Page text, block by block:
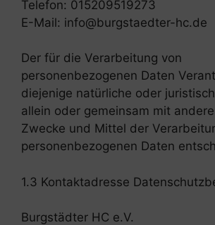
Telefon: 015209519273
E-Mail: info@burgstaedter-hc.de
Der für die Verarbeitung von
personenbezogenen Daten
diejenige natürliche oder
allein oder gemeinsam mit
Zwecke und Mittel der
personenbezogenen Daten
1.3 Kontaktadresse
Burgstädter HC e.V.